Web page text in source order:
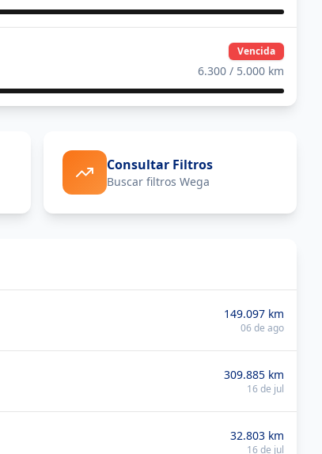
Vencida
6.300 / 5.000 km
Consultar Filtros
Buscar filtros Wega
149.097 km
06 de ago
309.885 km
16 de jul
32.803 km
16 de jul